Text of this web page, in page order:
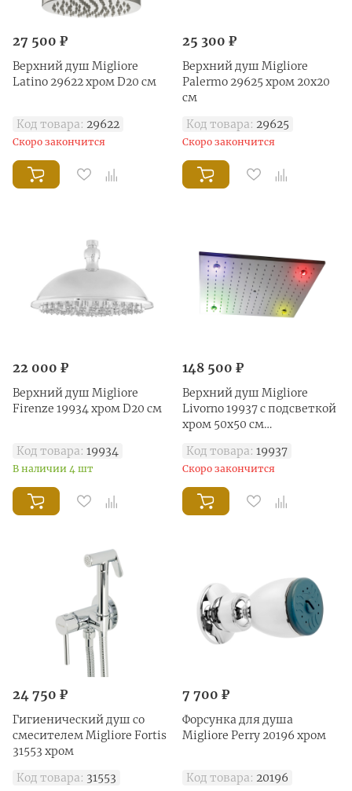
27 500 ₽
Верхний душ Migliore
Latino 29622 хром D20 см
Код товара: 29622
Скоро закончится
25 300 ₽
Верхний душ Migliore
Palermo 29625 хром 20х20
см
Код товара: 29625
Скоро закончится
22 000 ₽
Верхний душ Migliore
Firenze 19934 хром D20 см
Код товара: 19934
В наличии 4 шт
148 500 ₽
Верхний душ Migliore
Livorno 19937 с подсветкой
хром 50х50 см
Код товара: 19937
Скоро закончится
24 750 ₽
Гигиенический душ со
смесителем Migliore Fortis
31553 хром
Код товара: 31553
7 700 ₽
Форсунка для душа
Migliore Perry 20196 хром
Код товара: 20196